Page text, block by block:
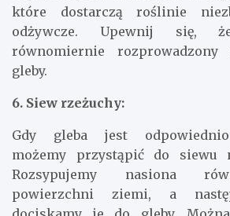
które dostarczą roślinie
odżywcze. Upewnij się,
równomiernie
gleby.
6. Siew rzeżuchy:
Gdy gleba jest odpowiednio
możemy przystąpić do siewu
Rozsypujemy nasiona
powierzchni ziemi, a